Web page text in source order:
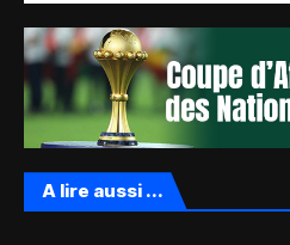
A lire aussi ...